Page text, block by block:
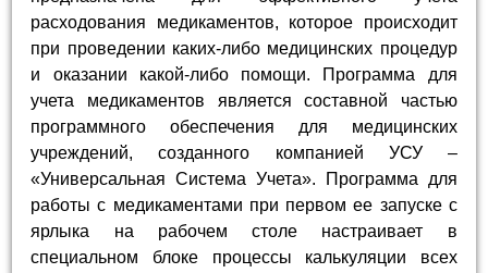
расходования медикаментов, которое происходит
при проведении каких-либо медицинских процедур
и оказании какой-либо помощи. Программа для
учета медикаментов является составной частью
программного обеспечения для медицинских
учреждений, созданного компанией УСУ –
«Универсальная Система Учета». Программа для
работы с медикаментами при первом ее запуске с
ярлыка на рабочем столе настраивает в
специальном блоке процессы калькуляции всех